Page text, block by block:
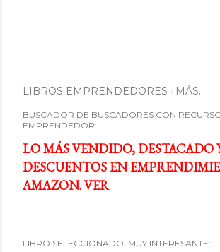
LIBROS EMPRENDEDORES MÁS…
BUSCADOR DE BUSCADORES CON
EMPRENDEDOR:
LO MÁS VENDIDO, DESTACADO
DESCUENTOS EN
AMAZON. VER
LIBRO SELECCIONADO. MUY INTERESANTE: